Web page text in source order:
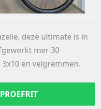
deze ultimate is in
mer 30
en velgremmen.